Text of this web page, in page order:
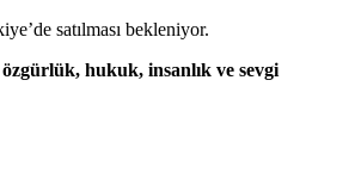
satılması bekleniyor.
hukuk, insanlık ve sevgi